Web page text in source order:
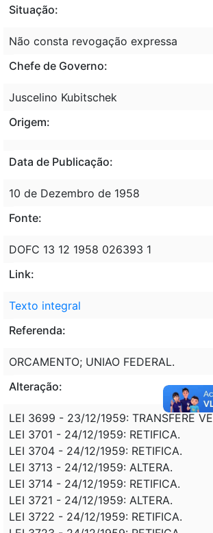
Situação:
Não consta revogação expressa
Chefe de Governo:
Juscelino Kubitschek
Origem:
Data de Publicação:
10 de Dezembro de 1958
Fonte:
DOFC 13 12 1958 026393 1
Link:
Texto integral
Referenda:
ORCAMENTO; UNIAO FEDERAL.
Alteração:
LEI 3699 - 23/12/1959: TRANSFERE
LEI 3701 - 24/12/1959: RETIFICA.
LEI 3704 - 24/12/1959: RETIFICA.
LEI 3713 - 24/12/1959: ALTERA.
LEI 3714 - 24/12/1959: RETIFICA.
LEI 3721 - 24/12/1959: ALTERA.
LEI 3722 - 24/12/1959: RETIFICA.